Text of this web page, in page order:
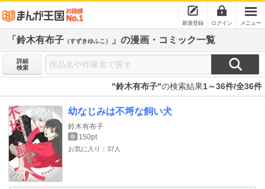
新規登録 ログイン メニュー
「鈴木有布子 （すずきゆふこ） 」の漫画・コミック一覧
詳細
検索
"鈴木有布子"の検索結果1～36件/全36件
幼なじみは不埒な飼い犬
鈴木有布子
巻 150pt
お気に入り：37人